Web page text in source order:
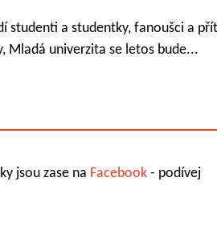
studenti a studentky, fanoušci a
Mladá univerzita se letos bude...
jsou zase na Facebook - podívej